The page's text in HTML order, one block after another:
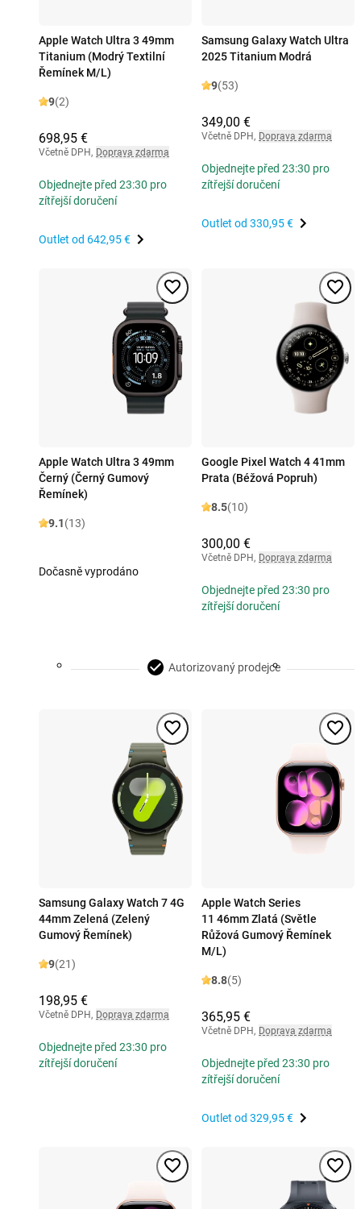
Apple Watch Ultra 3 49mm
Titanium (Modrý Textilní
Řemínek M/L)
9(2)
698,95 €
Včetně DPH, Doprava zdarma
Objednejte před 23:30 pro
zítřejší doručení
Outlet od 642,95 €
Samsung Galaxy Watch Ultra
2025 Titanium Modrá
9(53)
349,00 €
Včetně DPH, Doprava zdarma
Objednejte před 23:30 pro
zítřejší doručení
Outlet od 330,95 €
Apple Watch Ultra 3 49mm
Černý (Černý Gumový
Řemínek)
9.1(13)
Dočasně vyprodáno
Google Pixel Watch 4 41mm
Prata (Béžová Popruh)
8.5(10)
300,00 €
Včetně DPH, Doprava zdarma
Objednejte před 23:30 pro
zítřejší doručení
Autorizovaný prodejce
Samsung Galaxy Watch 7 4G
44mm Zelená (Zelený
Gumový Řemínek)
9(21)
198,95 €
Včetně DPH, Doprava zdarma
Objednejte před 23:30 pro
zítřejší doručení
Apple Watch Series
11 46mm Zlatá (Světle
Růžová Gumový Řemínek
M/L)
8.8(5)
365,95 €
Včetně DPH, Doprava zdarma
Objednejte před 23:30 pro
zítřejší doručení
Outlet od 329,95 €